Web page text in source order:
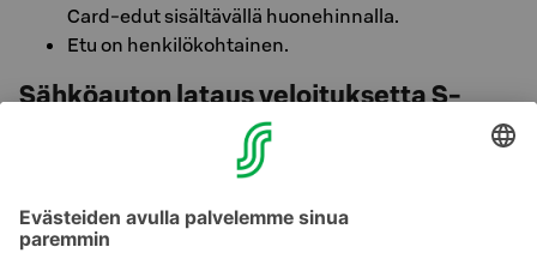
Card-edut sisältävällä huonehinnalla.
Etu on henkilökohtainen.
Sähköauton lataus veloituksetta S-
Premium S-Cardilla käytät sähköauton